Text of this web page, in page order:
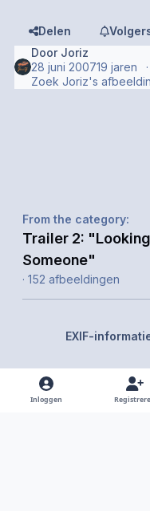
Delen
Door Joriz
28 juni 200719 jaren
Zoek Joriz's
From the category:
Trailer 2:
Someone"
· 152 afbeeldingen
EXIF-
Inloggen